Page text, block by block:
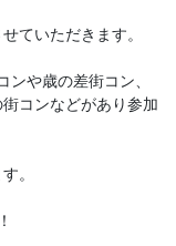
ていただきます。
や歳の差街コン、
コンなどがあり参加
。